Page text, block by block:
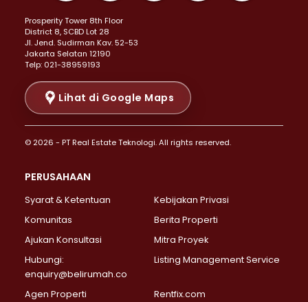
Properti Dijual di Menteng >
Properti Dijual di Senen >
Properti Dijual di Tanah Abang >
Properti Dijual di Cikini >
Properti Dijual di Kramat >
Properti Dijual di Pasar Baru >
Properti Dijual di Bendungan Hilir >
Properti Dijual di Jakarta Selatan >
Properti Dijual di Lebak Bulus >
Properti Dijual di Gandaria Selatan >
Properti Dijual di Pondok Labu >
Properti Dijual di Lenteng Agung >
Properti Dijual di Senayan >
Properti Dijual di Pondok Pinang >
Prosperity Tower 8th Floor
District 8, SCBD Lot 28
JI. Jend. Sudirman Kav. 52-53
Jakarta Selatan 12190
Telp: 021-38959193
Lihat di Google Maps
© 2026 - PT Real Estate Teknologi. All rights reserved.
PERUSAHAAN
Syarat & Ketentuan
Kebijakan Privasi
Komunitas
Berita Properti
Ajukan Konsultasi
Mitra Proyek
Hubungi:
enquiry@belirumah.co
Listing Management Service
Agen Properti Rentfix.com